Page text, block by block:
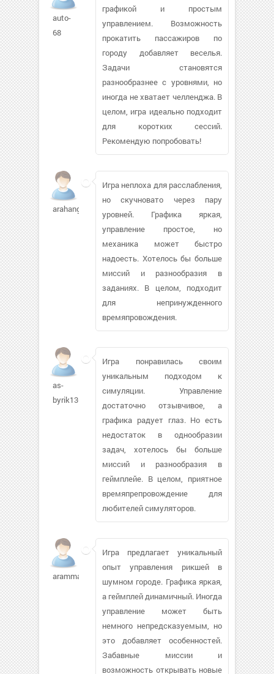
auto-
68
графикой и простым
управлением. Возможность
прокатить пассажиров по
городу добавляет веселья.
Задачи становятся
разнообразнее с уровнями, но
иногда не хватает челленджа. В
целом, игра идеально подходит
для коротких сессий.
Рекомендую попробовать!
arahangg
Игра неплоха для расслабления,
но скучновато через пару
уровней. Графика яркая,
управление простое, но
механика может быстро
надоесть. Хотелось бы больше
миссий и разнообразия в
заданиях. В целом, подходит
для непринужденного
времяпровождения.
as-
byrik136
Игра понравилась своим
уникальным подходом к
симуляции. Управление
достаточно отзывчивое, а
графика радует глаз. Но есть
недостаток в однообразии
задач, хотелось бы больше
миссий и разнообразия в
геймплейе. В целом, приятное
времяпрепровождение для
любителей симуляторов.
arammarin278
Игра предлагает уникальный
опыт управления рикшей в
шумном городе. Графика яркая,
а геймплей динамичный. Иногда
управление может быть
немного непредсказуемым, но
это добавляет особенностей.
Забавные миссии и
возможность открывать новые